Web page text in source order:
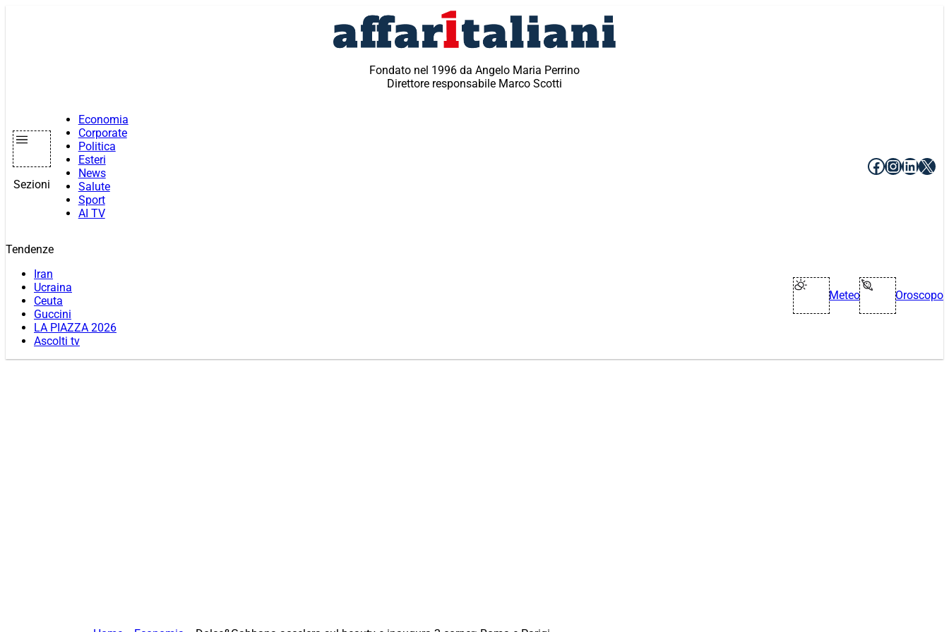
Fondato nel 1996 da Angelo Maria Perrino
Direttore responsabile Marco Scotti
Sezioni
Economia
Corporate
Politica
Esteri
News
Salute
Sport
AI TV
Facebook
X
Tendenze
Iran
Ucraina
Ceuta
Guccini
LA PIAZZA 2026
Ascolti tv
Meteo Oroscopo